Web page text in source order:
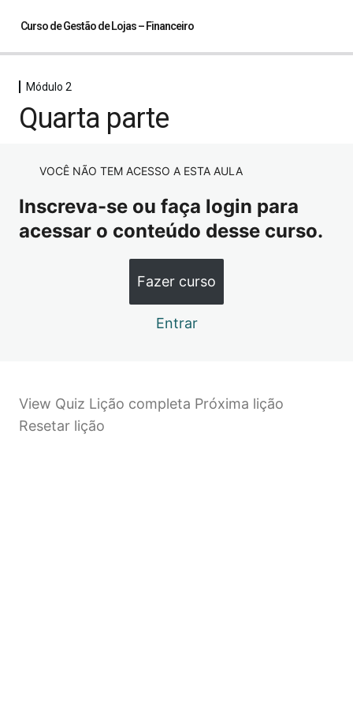
Curso de Gestão de Lojas – Financeiro
Módulo 1
4 aulas
Módulo 2
Primeira parte
Segunda parte
Terceira parte
Módulo 2
Quarta parte
VOCÊ NÃO TEM ACESSO A ESTA AULA
Inscreva-se ou faça login para
acessar o conteúdo desse curso.
Fazer curso
Entrar
View Quiz Lição completa Próxima lição
Resetar lição